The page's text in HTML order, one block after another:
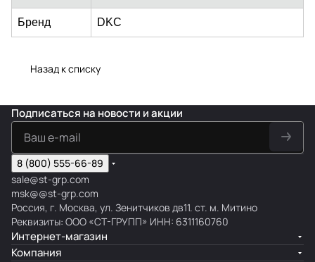
Бренд DKC
Назад к списку
Подписаться на новости и акции
8 (800) 555-66-89
sale@st-grp.com
msk@@st-grp.com
Россия, г. Москва, ул. Зенитчиков дв11. ст. м. Митино
Реквизиты: ООО «СТ-ГРУПП» ИНН: 6311160760
Интернет-магазин
Компания